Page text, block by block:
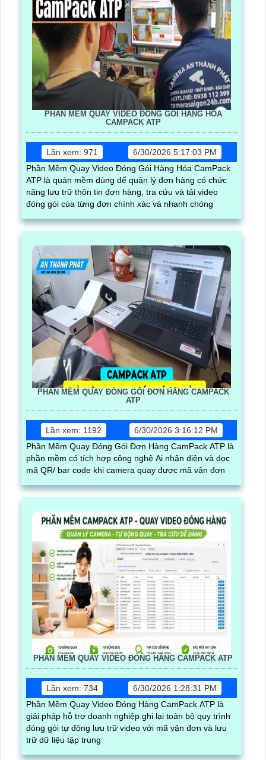
PHẦN MỀM QUAY VIDEO ĐÓNG GÓI HÀNG HÓA
CAMPACK ATP
Lần xem: 971
6/30/2026 5:17:03 PM
Phần Mềm Quay Video Đóng Gói Hàng Hóa CamPack
ATP là quàn mềm dùng để quản lý đơn hàng có chức
năng lưu trữ thôn tin đơn hàng, tra cứu và tải video
đóng gói của từng đơn chính xác và nhanh chóng
PHẦN MỀM QUAY ĐÓNG GÓI ĐƠN HÀNG CAMPACK
ATP
Lần xem: 1192
6/30/2026 3:16:12 PM
Phần Mềm Quay Đóng Gói Đơn Hàng CamPack ATP là
phần mềm có tích hợp công nghệ Ai nhận diện và dọc
mã QR/ bar code khi camera quay được mã vận đơn
PHẦN MỀM QUAY VIDEO ĐÓNG HÀNG CAMPACK ATP
Lần xem: 734
6/30/2026 1:28:31 PM
Phần Mềm Quay Video Đóng Hàng CamPack ATP là
giải pháp hỗ trợ doanh nghiệp ghi lại toàn bộ quy trình
đóng gói tự động lưu trữ video với mã vận đơn và lưu
trữ dữ liệu tập trung